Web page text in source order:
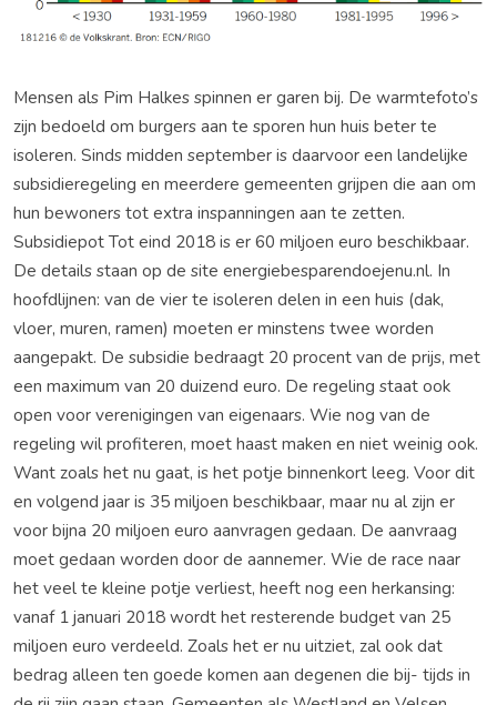
Mensen als Pim Halkes spinnen er garen bij. De warmtefoto’s
zijn bedoeld om burgers aan te sporen hun huis beter te
isoleren. Sinds midden september is daarvoor een landelijke
subsidieregeling en meerdere gemeenten grijpen die aan om
hun bewoners tot extra inspanningen aan te zetten.
Subsidiepot Tot eind 2018 is er 60 miljoen euro beschikbaar.
De details staan op de site energiebesparendoejenu.nl. In
hoofdlijnen: van de vier te isoleren delen in een huis (dak,
vloer, muren, ramen) moeten er minstens twee worden
aangepakt. De subsidie bedraagt 20 procent van de prijs, met
een maximum van 20 duizend euro. De regeling staat ook
open voor verenigingen van eigenaars. Wie nog van de
regeling wil profiteren, moet haast maken en niet weinig ook.
Want zoals het nu gaat, is het potje binnenkort leeg. Voor dit
en volgend jaar is 35 miljoen beschikbaar, maar nu al zijn er
voor bijna 20 miljoen euro aanvragen gedaan. De aanvraag
moet gedaan worden door de aannemer. Wie de race naar
het veel te kleine potje verliest, heeft nog een herkansing:
vanaf 1 januari 2018 wordt het resterende budget van 25
miljoen euro verdeeld. Zoals het er nu uitziet, zal ook dat
bedrag alleen ten goede komen aan degenen die bij- tijds in